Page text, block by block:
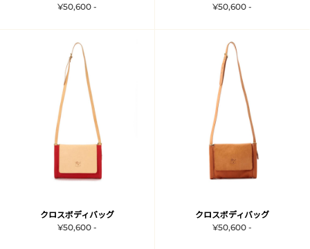
¥50,600 -
¥50,600 -
クロスボディバッグ
¥50,600 -
クロスボディバッグ
¥50,600 -